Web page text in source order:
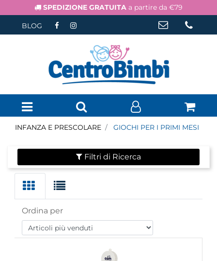
SPEDIZIONE GRATUITA a partire da €79
BLOG
Open menu
INFANZA E PRESCOLARE GIOCHI PER I PRIMI MESI
Filtri di Ricerca
Ordina per